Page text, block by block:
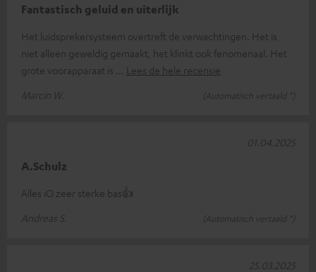
Fantastisch geluid en uiterlijk
Het luidsprekersysteem overtreft de verwachtingen. Het is
niet alleen geweldig gemaakt, het klinkt ook fenomenaal. Het
grote voorapparaat is
Lees de hele recensie
Marcin W.
(Automatisch vertaald *)
A.Schulz
Alles iO zeer sterke bas👍
Andreas S.
(Automatisch vertaald *)
01.04.2025
25.03.2025